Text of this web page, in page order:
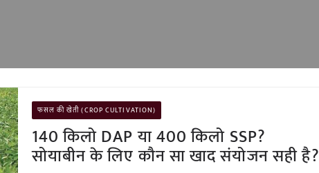
फसल की खेती (CROP CULTIVATION)
140 किलो DAP या 400 किलो SSP?
सोयाबीन के लिए कौन सा खाद संयोजन सही है?